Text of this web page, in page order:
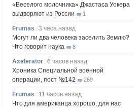
«Веселого молочника» Джастаса Уокера
выдворяют из России
1
Frumas
3 часа назад
Могут ли два человека заселить Землю?
Что говорит наука
8
Axelerator 6 часов назад
Хроника Специальной военной
операции, пост №142
269
Frumas
11 часов назад
Что для американца хорошо, для нас